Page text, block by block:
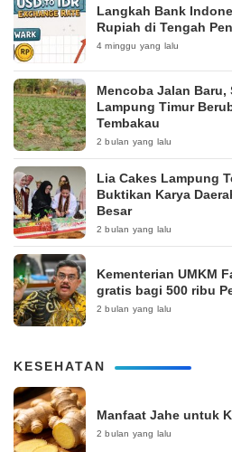
Langkah Bank
Rupiah di Tengah
4 minggu yang lalu
Mencoba Jalan Baru,
Lampung Timur
Tembakau
2 bulan yang lalu
Lia Cakes Lampung
Buktikan Karya
Besar
2 bulan yang lalu
Kementerian UMKM
gratis bagi 500 ribu
2 bulan yang lalu
KESEHATAN
Manfaat Jahe untuk
2 bulan yang lalu